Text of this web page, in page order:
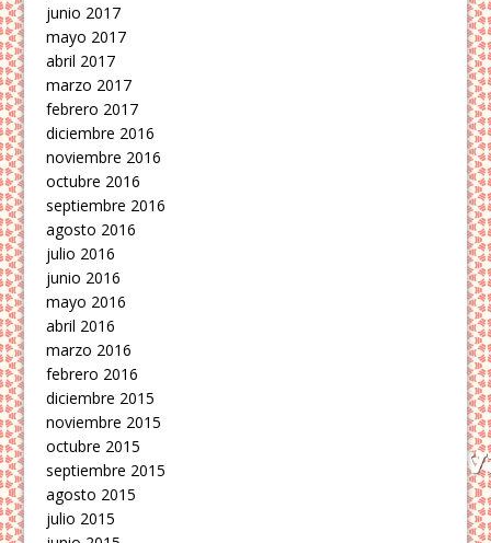
junio 2017
mayo 2017
abril 2017
marzo 2017
febrero 2017
diciembre 2016
noviembre 2016
octubre 2016
septiembre 2016
agosto 2016
julio 2016
junio 2016
mayo 2016
abril 2016
marzo 2016
febrero 2016
diciembre 2015
noviembre 2015
octubre 2015
septiembre 2015
agosto 2015
julio 2015